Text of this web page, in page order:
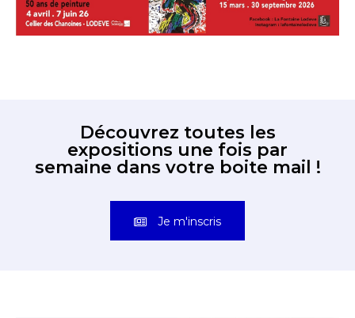
Découvrez toutes les
expositions une fois par
semaine dans votre boite mail !
Je m'inscris